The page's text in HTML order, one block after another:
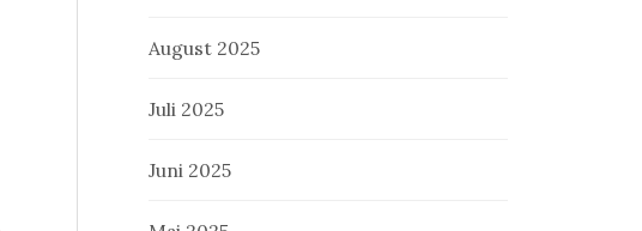
August 2025
Juli 2025
Juni 2025